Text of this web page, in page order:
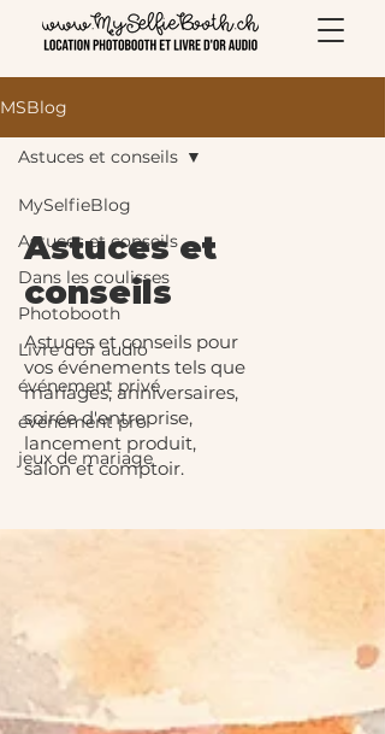
MSBlog
MySelfieBlog
Astuces et conseils
Dans les coulisses
Photobooth
Livre d'or audio
événement privé
événement pro
jeux de mariage
Astuces et conseils
Astuces et
conseils
Astuces et conseils pour
vos événements tels que
mariages, anniversaires,
soirée d'entreprise,
lancement produit,
salon et comptoir.